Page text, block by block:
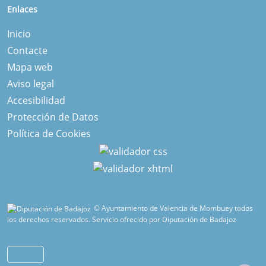
Enlaces
Inicio
Contacte
Mapa web
Aviso legal
Accesibilidad
Protección de Datos
Política de Cookies
© Ayuntamiento de Valencia de Mombuey todos
los derechos reservados.Servicio ofrecido por Diputación de Badajoz